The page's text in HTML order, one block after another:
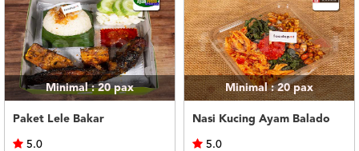
Minimal : 20pax
Paket Lele Bakar
5.0
Minimal : 20pax
Nasi Kucing Ayam Balado
5.0